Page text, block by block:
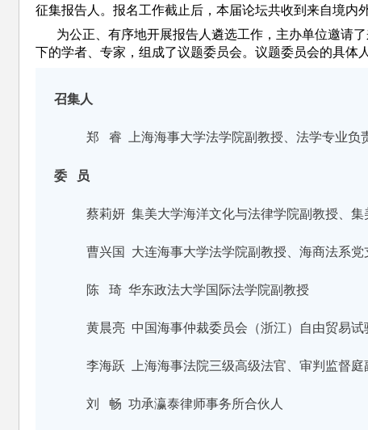
征集报告人。报名工作截止后，本届论坛共收到来自境内
为公正、有序地开展报告人遴选工作，主办单位邀请
下的学者、专家，组成了议题委员会。议题委员会的具体
召集人
郑 睿 上海海事大学法学院副教授、法学专业负
委 员
蔡莉妍 集美大学海洋文化与法律学院副教授、
曹兴国 大连海事大学法学院副教授、海商法系党
陈 琦 华东政法大学国际法学院副教授
黄晨亮 中国海事仲裁委员会（浙江）自由贸易试
李海跃 上海海事法院三级高级法官、审判监督庭
刘 畅 功承瀛泰律师事务所合伙人